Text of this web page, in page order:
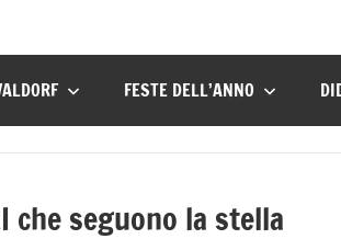
FESTE DELL’ANNO
che seguono la stella